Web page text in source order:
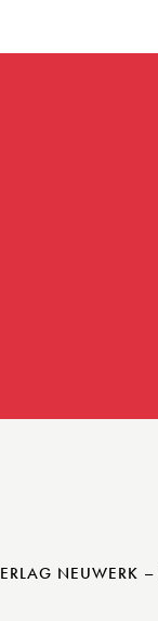
NEUWERK